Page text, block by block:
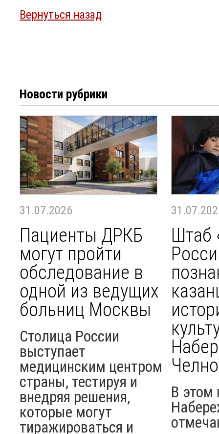
Вернуться назад
Новости рубрики
31.07.2026
Пациенты ДРКБ
могут пройти
обследование в
одной из ведущих
больниц Москвы
Столица России
выступает
медицинским центром
страны, тестируя и
внедряя решения,
которые могут
тиражироваться и
Штаб
В этом